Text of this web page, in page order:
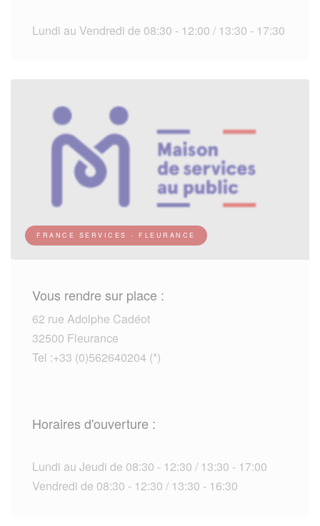
Lundi au Vendredi de 08:30 - 12:00 / 13:30 - 17:30
FRANCE SERVICES - FLEURANCE
Vous rendre sur place :
62 rue Adolphe Cadéot
32500 Fleurance
Tel :+33 (0)562640204 (*)
Horaires d'ouverture :
Lundi au Jeudi de 08:30 - 12:30 / 13:30 - 17:00
Vendredi de 08:30 - 12:30 / 13:30 - 16:30